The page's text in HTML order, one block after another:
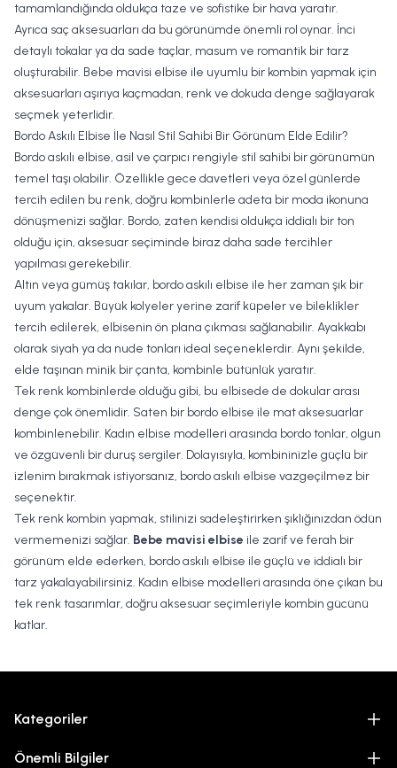
tamamlandığında oldukça taze ve sofistike bir hava yaratır.
Ayrıca saç aksesuarları da bu görünümde önemli rol oynar. İnci
detaylı tokalar ya da sade taçlar, masum ve romantik bir tarz
oluşturabilir. Bebe mavisi elbise ile uyumlu bir kombin yapmak için
aksesuarları aşırıya kaçmadan, renk ve dokuda denge sağlayarak
seçmek yeterlidir.
Bordo Askılı Elbise İle Nasıl Stil Sahibi Bir Görünüm Elde Edilir?
Bordo askılı elbise, asil ve çarpıcı rengiyle stil sahibi bir görünümün
temel taşı olabilir. Özellikle gece davetleri veya özel günlerde
tercih edilen bu renk, doğru kombinlerle adeta bir moda ikonuna
dönüşmenizi sağlar. Bordo, zaten kendisi oldukça iddialı bir ton
olduğu için, aksesuar seçiminde biraz daha sade tercihler
yapılması gerekebilir.
Altın veya gümüş takılar, bordo askılı elbise ile her zaman şık bir
uyum yakalar. Büyük kolyeler yerine zarif küpeler ve bileklikler
tercih edilerek, elbisenin ön plana çıkması sağlanabilir. Ayakkabı
olarak siyah ya da nude tonları ideal seçeneklerdir. Aynı şekilde,
elde taşınan minik bir çanta, kombinle bütünlük yaratır.
Tek renk kombinlerde olduğu gibi, bu elbisede de dokular arası
denge çok önemlidir. Saten bir bordo elbise ile mat aksesuarlar
kombinlenebilir. Kadın elbise modelleri arasında bordo tonlar, olgun
ve özgüvenli bir duruş sergiler. Dolayısıyla, kombininizle güçlü bir
izlenim bırakmak istiyorsanız, bordo askılı elbise vazgeçilmez bir
seçenektir.
Tek renk kombin yapmak, stilinizi sadeleştirirken şıklığınızdan ödün
vermemenizi sağlar. Bebe mavisi elbise ile zarif ve ferah bir
görünüm elde ederken, bordo askılı elbise ile güçlü ve iddialı bir
tarz yakalayabilirsiniz. Kadın elbise modelleri arasında öne çıkan bu
tek renk tasarımlar, doğru aksesuar seçimleriyle kombin gücünü
katlar.
Kategoriler
Önemli Bilgiler